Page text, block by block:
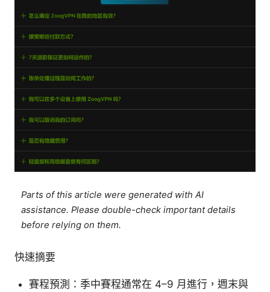
Parts of this article were generated with AI
assistance. Please double-check important details
before relying on them.
快速摘要
賽程預測：季中賽程通常在 4–9 月進行，週末與